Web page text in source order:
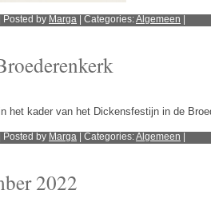
voor
| Posted by Marga | Categories:Algemeen
het kader van het Dickensfestijn in de
voor
| Posted by Marga | Categories:Algemeen
2022